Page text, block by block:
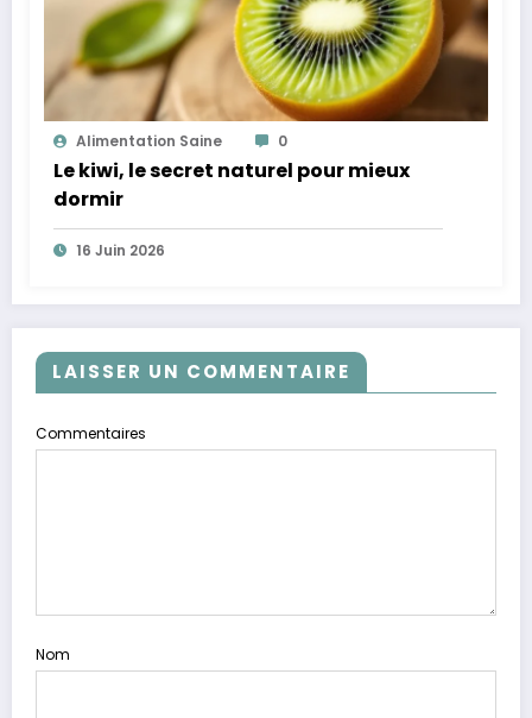
Alimentation Saine 0
Le kiwi, le secret naturel pour mieux
dormir
16 Juin 2026
LAISSER UN COMMENTAIRE
Commentaires
Nom